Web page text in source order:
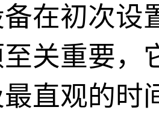
在初次设
关重要，
直观的时